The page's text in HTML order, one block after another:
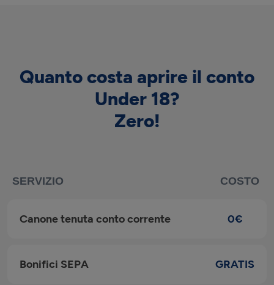
Quanto costa aprire il conto
Under 18?
Zero!
SERVIZIO COSTO
Canone tenuta conto corrente 0€
Bonifici SEPA GRATIS